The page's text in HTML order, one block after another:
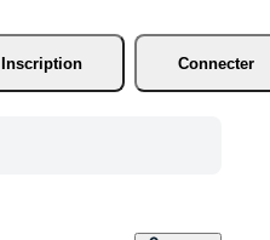
Inscription
Connecter